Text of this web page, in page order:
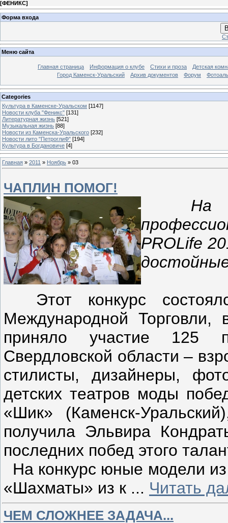
[ФЕНИКС]
Форма входа
Меню сайта
Главная страница Информация о клубе Стихи и проза
Детская
Город Каменск-Уральский
Архив документов Форум
Categories
Культура в Каменске-Уральском [1147]
Новости клуба "Феникс" [131]
Литературная жизнь [521]
Музыкальная жизнь [88]
Новости из Каменска-Уральского [232]
Новости лито "ПетроглиФ" [194]
Культура в Богдановиче [4]
Главная » 2011 » Ноябрь » 03
ЧАПЛИН ПОМОГ!
На
PROLife
Этот конкурс
Международной
приняло участие 125
Свердловской области –
стилисты, дизайнеры,
детских театров моды
«Шик» (Каменск-
получила Эльвира
последних побед этого
На конкурс юные модели
«Шахматы» из к ... Читать
ЧЕМ СЛОЖНЕЕ ЗАДАЧА...